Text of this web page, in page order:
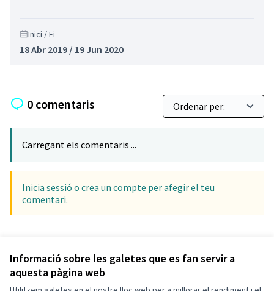
Informació sobre les galetes que es fan servir a
aquesta pàgina web
Inici / Fi
18 Abr 2019 / 19 Jun 2020
0 comentaris
Carregant els comentaris ...
Inicia sessió o crea un compte per afegir el teu
comentari.
Versió 2(de 2) veure altres versions